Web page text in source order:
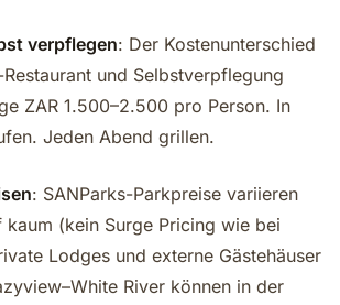
verpflegen: Der Kostenunterschied
und Selbstverpflegung
ZAR 1.500–2.500 pro Person. In
Jeden Abend grillen.
: SANParks-Parkpreise variieren
kaum (kein Surge Pricing wie bei
Lodges und externe Gästehäuser
River können in der